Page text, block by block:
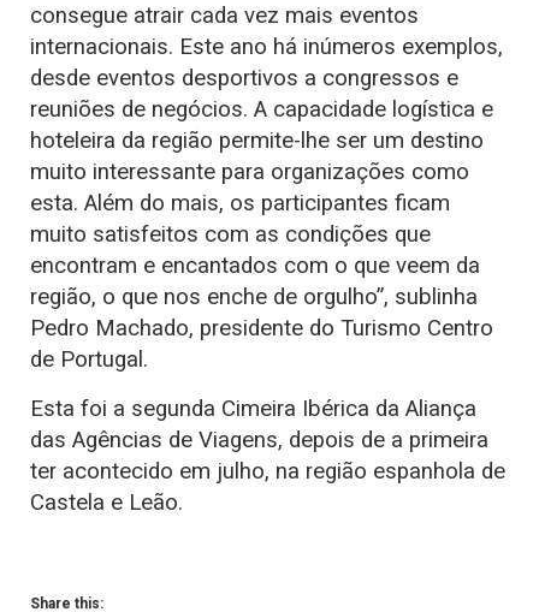
consegue atrair cada vez mais eventos
internacionais. Este ano há inúmeros exemplos,
desde eventos desportivos a congressos e
reuniões de negócios. A capacidade logística e
hoteleira da região permite-lhe ser um destino
muito interessante para organizações como
esta. Além do mais, os participantes ficam
muito satisfeitos com as condições que
encontram e encantados com o que veem da
região, o que nos enche de orgulho”, sublinha
Pedro Machado, presidente do Turismo Centro
de Portugal.
Esta foi a segunda Cimeira Ibérica da Aliança
das Agências de Viagens, depois de a primeira
ter acontecido em julho, na região espanhola de
Castela e Leão.
Share this: